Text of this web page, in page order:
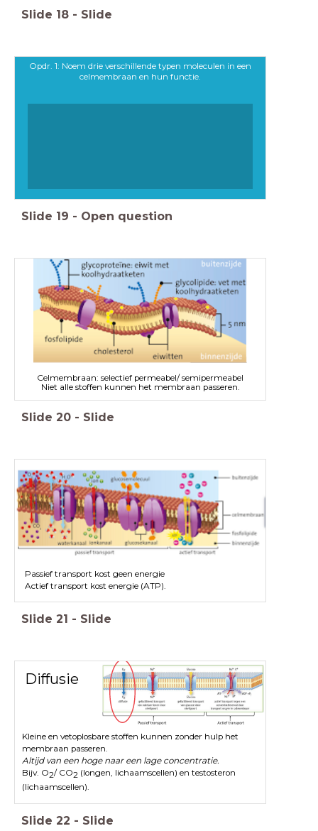
Slide 18 - Slide
Opdr. 1: Noem drie verschillende typen moleculen in een
celmembraan en hun functie.
Slide 19 - Open question
Celmembraan: selectief permeabel/ semipermeabel
Niet alle stoffen kunnen het membraan passeren.
Slide 20 - Slide
Passief transport kost geen energie
Actief transport kost energie (ATP).
Slide 21 - Slide
Diffusie
Kleine en vetoplosbare stoffen kunnen zonder hulp het
membraan passeren.
Altijd van een hoge naar een lage concentratie.
Bijv. O2/ CO2 (longen, lichaamscellen) en testosteron
(lichaamscellen).
Slide 22 - Slide